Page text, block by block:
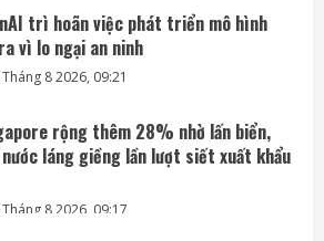
rộng thêm 28% nhờ lấn biển,
láng giềng lần lượt siết xuất khẩu
có thêm 1.200 triệu phú, nước
lên hay chỉ người giàu càng giàu?
8 2026, 08:55